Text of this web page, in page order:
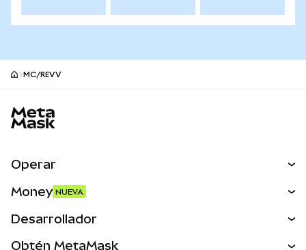
MC/REVV
Operar
Money NUEVA
Desarrollador
Obtén MetaMask